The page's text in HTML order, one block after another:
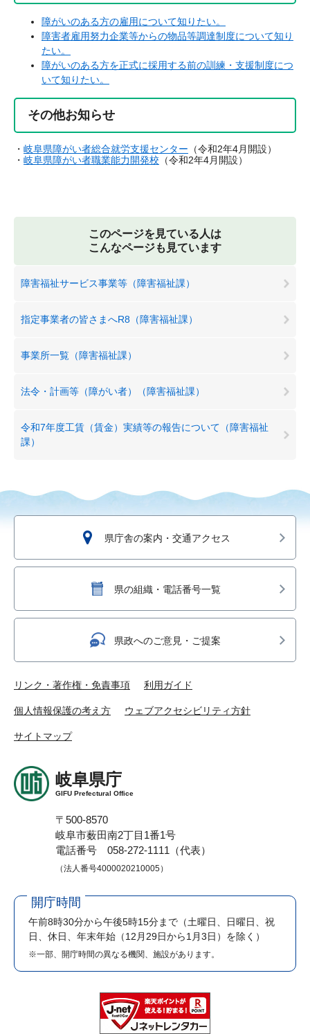
障がいのある方の雇用について知りたい。
障害者雇用努力企業等からの物品等調達制度について知り
たい。
障がいのある方を正式に採用する前の訓練・支援制度につ
いて知りたい。
その他お知らせ
・ 岐阜県障がい者総合就労支援センター （令和2年4月開設）
・ 岐阜県障がい者職業能力開発校 （令和2年4月開設）
このページを見ている人は
こんなページも見ています
障害福祉サービス事業等（障害福祉課）
指定事業者の皆さまへR8（障害福祉課）
事業所一覧（障害福祉課）
法令・計画等（障がい者）（障害福祉課）
令和7年度工賃（賃金）実績等の報告について（障害福祉
課）
県庁舎の案内・交通アクセス
県の組織・電話番号一覧
県政へのご意見・ご提案
リンク・著作権・免責事項 利用ガイド
個人情報保護の考え方 ウェブアクセシビリティ方針
サイトマップ
岐阜県庁
GIFU Prefectural Office
〒500-8570
岐阜市薮田南2丁目1番1号
電話番号 058-272-1111（代表）
（法人番号4000020210005）
開庁時間
午前8時30分から午後5時15分まで （土曜日、日曜日、祝
日、休日、年末年始（12月29日から1月3日）を除く）
※一部、開庁時間の異なる機関、施設があります。